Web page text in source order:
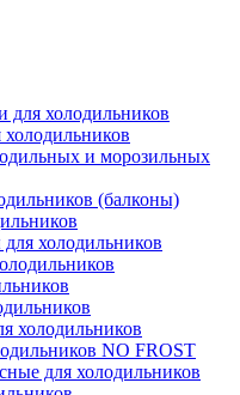
для холодильников
и морозильных
(балконы)
холодильников
холодильников
NO FROST
для холодильников